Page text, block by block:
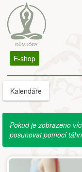
E-shop
Kalendáře
Pokud je zobrazeno
posunovat pomocí